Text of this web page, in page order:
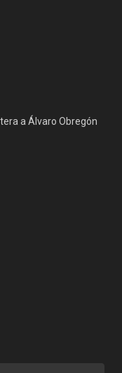
a Álvaro Obregón